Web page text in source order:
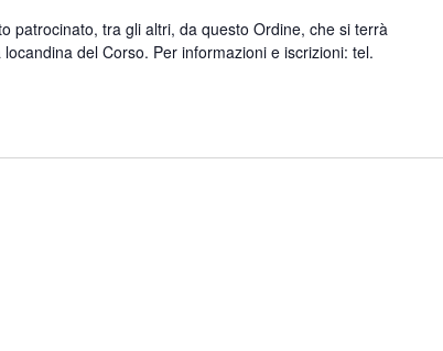
patrocinato, tra gli altri, da questo Ordine, che si terrà
del Corso. Per informazioni e iscrizioni: tel.